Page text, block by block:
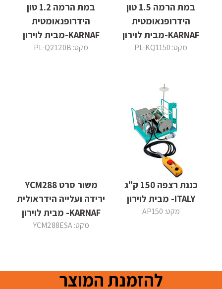
במת הרמה 1.5 טון
הידרופנאומטית
KARNAF-מבית לוירון
מקט: PL-KQ1150
במת הרמה 1.2 טון
הידרופנאומטית
KARNAF-מבית לוירון
מקט: PL-Q2120B
כננת רצפה 150 ק"ג
ITALY- מבית לוירון
מקט: AP150
משור סרט YCM288
ירידה ועלייה הידראולית
KARNAF- מבית לוירון
מקט: YCM288ESA
להזמנת המוצר